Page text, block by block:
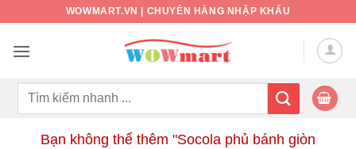
nội
WOWMART.VN | CHUYÊN HÀNG NHẬP KHẨU
Tìm
Bạn không thể thêm "Socola phủ bánh giòn